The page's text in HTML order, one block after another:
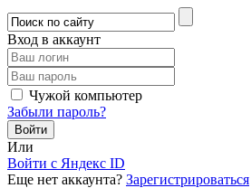
Вход в аккаунт
Чужой компьютер
Забыли пароль?
Или
Войти c Яндекс ID
Еще нет аккаунта? Зарегистрироваться